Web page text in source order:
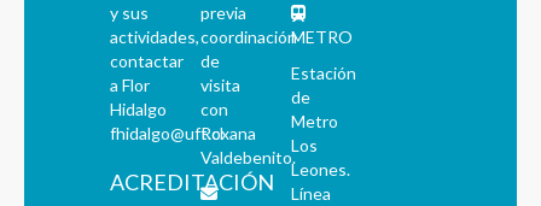
y sus
actividades,
contactar
a Flor
Hidalgo
fhidalgo@uft.cl
ACREDITACIÓN
previa
coordinación
de
visita
con
Roxana
Valdebenito.
METRO
Estación
de
Metro
Los
Leones.
Línea